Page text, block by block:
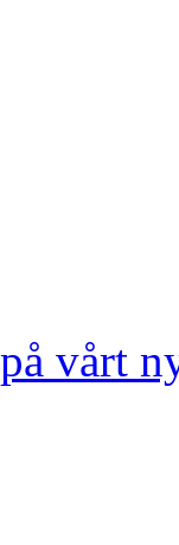
vårt